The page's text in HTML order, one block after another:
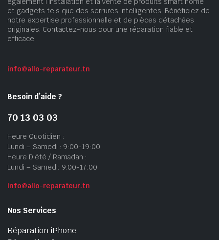
et gadgets tels que des serrures intelligentes. Bénéficiez de
notre expertise professionnelle et de pièces détachées
originales. Contactez-nous pour une réparation fiable et
efficace.
info@allo-reparateur.tn
Besoin d’aide ?
70 13 03 03
Heure Quotidien :
Lundi – Samedi : 9:00-19:00
Heure D’été / Ramadan :
Lundi – Samedi: 9:00-17:00
info@allo-reparateur.tn
Nos Services
Réparation iPhone